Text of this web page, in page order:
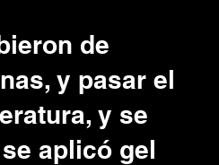
de
y pasar el
y se
aplicó gel